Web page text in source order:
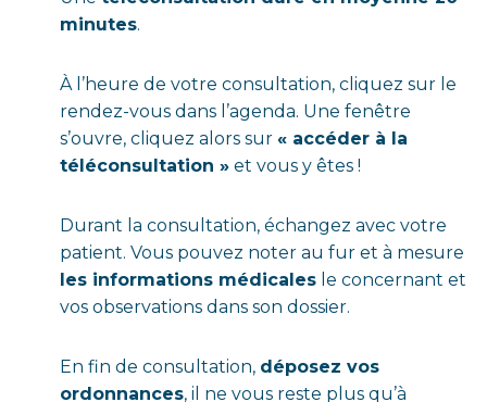
minutes.
À l’heure de votre consultation, cliquez sur le
rendez-vous dans l’agenda. Une fenêtre
s’ouvre, cliquez alors sur « accéder à la
téléconsultation » et vous y êtes !
Durant la consultation, échangez avec votre
patient. Vous pouvez noter au fur et à mesure
les informations médicales le concernant et
vos observations dans son dossier.
En fin de consultation, déposez vos
ordonnances, il ne vous reste plus qu’à